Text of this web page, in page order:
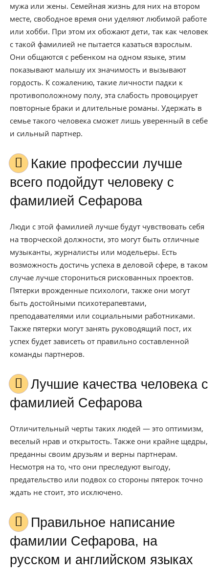
мужа или жены. Семейная жизнь для них на втором
месте, свободное время они уделяют любимой работе
или хобби. При этом их обожают дети, так как человек
с такой фамилией не пытается казаться взрослым.
Они общаются с ребенком на одном языке, этим
показывают малышу их значимость и вызывают
гордость. К сожалению, такие личности падки к
противоположному полу, эта слабость провоцирует
повторные браки и длительные романы. Удержать в
семье такого человека сможет лишь уверенный в себе
и сильный партнер.
Какие профессии лучше
всего подойдут человеку с
фамилией Сефарова
Люди с этой фамилией лучше будут чувствовать себя
на творческой должности, это могут быть отличные
музыканты, журналисты или модельеры. Есть
возможность достичь успеха в деловой сфере, в таком
случае лучше сторониться рискованных проектов.
Пятерки врожденные психологи, также они могут
быть достойными психотерапевтами,
преподавателями или социальными работниками.
Также пятерки могут занять руководящий пост, их
успех будет зависеть от правильно составленной
команды партнеров.
Лучшие качества человека с
фамилией Сефарова
Отличительный черты таких людей — это оптимизм,
веселый нрав и открытость. Также они крайне щедры,
преданны своим друзьям и верны партнерам.
Несмотря на то, что они преследуют выгоду,
предательство или подвох со стороны пятерок точно
ждать не стоит, это исключено.
Правильное написание
фамилии Сефарова, на
русском и английском языках